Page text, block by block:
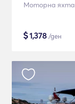
Моторна яхта
$1,378 /ден